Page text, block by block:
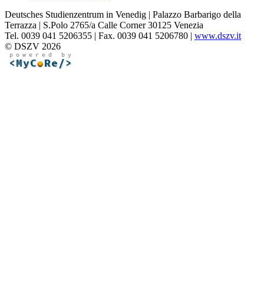
Deutsches Studienzentrum in Venedig | Palazzo Barbarigo della
Terrazza | S.Polo 2765/a Calle Corner 30125 Venezia
Tel. 0039 041 5206355 | Fax. 0039 041 5206780 | www.dszv.it
© DSZV 2026